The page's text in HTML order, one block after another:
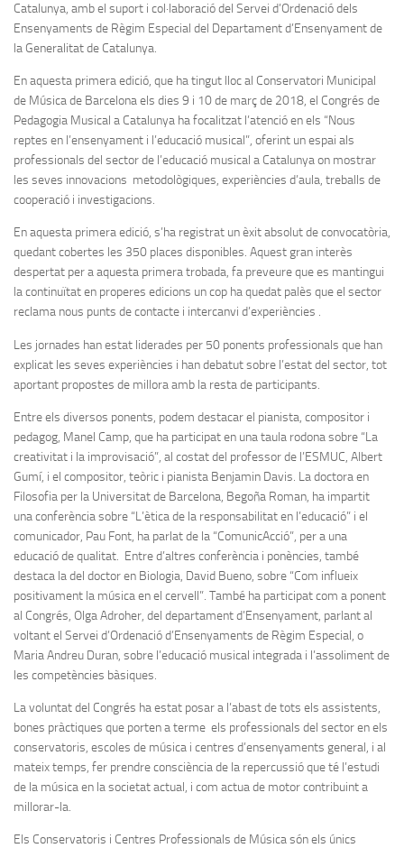
Catalunya, amb el suport i col·laboració del Servei d’Ordenació dels
Ensenyaments de Règim Especial del Departament d’Ensenyament de
la Generalitat de Catalunya.
En aquesta primera edició, que ha tingut lloc al Conservatori Municipal
de Música de Barcelona els dies 9 i 10 de març de 2018, el Congrés de
Pedagogia Musical a Catalunya ha focalitzat l’atenció en els “Nous
reptes en l’ensenyament i l’educació musical”, oferint un espai als
professionals del sector de l’educació musical a Catalunya on mostrar
les seves innovacions metodològiques, experiències d’aula, treballs de
cooperació i investigacions.
En aquesta primera edició, s’ha registrat un èxit absolut de convocatòria,
quedant cobertes les 350 places disponibles. Aquest gran interès
despertat per a aquesta primera trobada, fa preveure que es mantingui
la continuïtat en properes edicions un cop ha quedat palès que el sector
reclama nous punts de contacte i intercanvi d’experiències .
Les jornades han estat liderades per 50 ponents professionals que han
explicat les seves experiències i han debatut sobre l’estat del sector, tot
aportant propostes de millora amb la resta de participants.
Entre els diversos ponents, podem destacar el pianista, compositor i
pedagog, Manel Camp, que ha participat en una taula rodona sobre “La
creativitat i la improvisació”, al costat del professor de l’ESMUC, Albert
Gumí, i el compositor, teòric i pianista Benjamin Davis. La doctora en
Filosofia per la Universitat de Barcelona, Begoña Roman, ha impartit
una conferència sobre “L’ètica de la responsabilitat en l’educació” i el
comunicador, Pau Font, ha parlat de la “ComunicAcció”, per a una
educació de qualitat. Entre d’altres conferència i ponències, també
destaca la del doctor en Biologia, David Bueno, sobre “Com influeix
positivament la música en el cervell”. També ha participat com a ponent
al Congrés, Olga Adroher, del departament d’Ensenyament, parlant al
voltant el Servei d’Ordenació d’Ensenyaments de Règim Especial, o
Maria Andreu Duran, sobre l’educació musical integrada i l’assoliment de
les competències bàsiques.
La voluntat del Congrés ha estat posar a l’abast de tots els assistents,
bones pràctiques que porten a terme els professionals del sector en els
conservatoris, escoles de música i centres d’ensenyaments general, i al
mateix temps, fer prendre consciència de la repercussió que té l’estudi
de la música en la societat actual, i com actua de motor contribuint a
millorar-la.
Els Conservatoris i Centres Professionals de Música són els únics